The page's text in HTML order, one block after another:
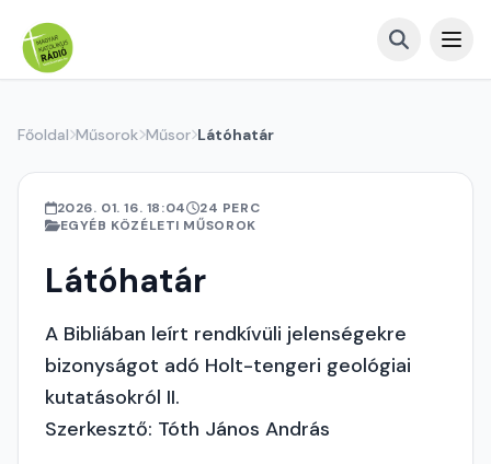
Főoldal Műsorok Műsor Látóhatár
2026. 01. 16. 18:04
24 PERC
EGYÉB KÖZÉLETI MŰSOROK
Látóhatár
A Bibliában leírt rendkívüli jelenségekre
bizonyságot adó Holt-tengeri geológiai
kutatásokról II.
Szerkesztő: Tóth János András